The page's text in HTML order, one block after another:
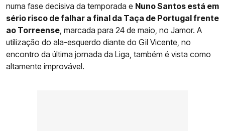
numa fase decisiva da temporada e Nuno Santos está em
sério risco de falhar a final da Taça de Portugal frente
ao Torreense, marcada para 24 de maio, no Jamor. A
utilização do ala-esquerdo diante do Gil Vicente, no
encontro da última jornada da Liga, também é vista como
altamente improvável.